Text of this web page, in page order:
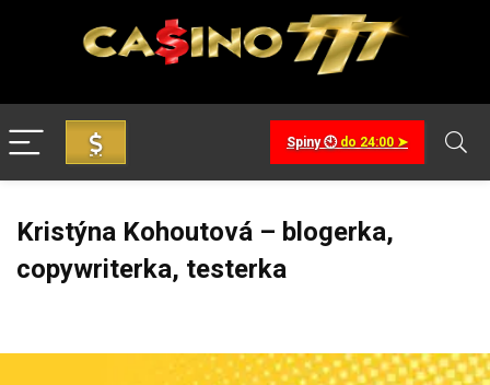
Spiny 🕙do 24:00 ➤
Kristýna Kohoutová – blogerka,
copywriterka, testerka